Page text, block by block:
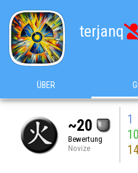
terjanq
ÜBER
~20
Bewertung
Novize
1